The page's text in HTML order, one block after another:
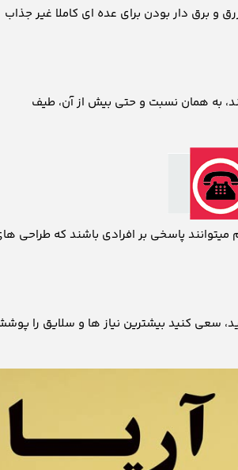
و برق دار بودن برای عده ای کاملا غیر جذاب
به همان نسبت و حتی بیش از آن، طیف
پاسخی بر افرادی باشند که طراحی
سعی کنید بیشترین نیاز ها و سلایق را